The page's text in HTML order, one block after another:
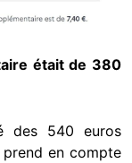
était de 380
des 540 euros
en compte